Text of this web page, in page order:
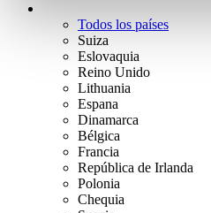
Todos los países
Suiza
Eslovaquia
Reino Unido
Lithuania
Espana
Dinamarca
Bélgica
Francia
República de Irlanda
Polonia
Chequia